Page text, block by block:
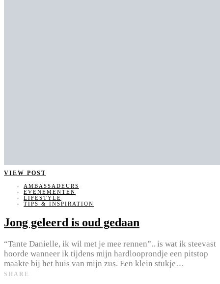
VIEW POST
AMBASSADEURS
EVENEMENTEN
LIFESTYLE
TIPS & INSPIRATION
Jong geleerd is oud gedaan
“Tante Danielle, ik wil met je mee rennen”.. is wat ik steevast
hoorde wanneer ik tijdens mijn hardlooprondje een pitstop
maakte bij het huis van mijn zus. Een klein stukje…
SHARE